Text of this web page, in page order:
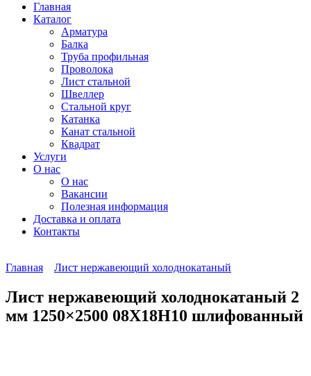
Главная
Каталог
Арматура
Балка
Труба профильная
Проволока
Лист стальной
Швеллер
Стальной круг
Катанка
Канат стальной
Квадрат
Услуги
О нас
О нас
Вакансии
Полезная информация
Доставка и оплата
Контакты
Главная Лист нержавеющий холоднокатаный
Лист нержавеющий холоднокатаный 2
мм 1250×2500 08Х18Н10 шлифованный